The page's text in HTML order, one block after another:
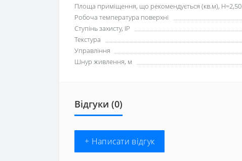
Площа приміщення, що рекомендується (кв.м), H=2,50
Робоча температура поверхні
Ступінь захисту, IP
Текстура
Управління
Шнур живлення, м
Відгуки (0)
+ Написати відгук